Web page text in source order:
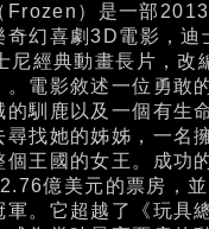
Frozen）是一部
奇幻喜劇3D電影，迪
尼經典動畫長片，改
。電影敘述一位勇敢
的馴鹿以及一個有生
尋找她的姊姊，一名
個王國的女王。成功
億美元的票房，
軍。它超越了《玩具